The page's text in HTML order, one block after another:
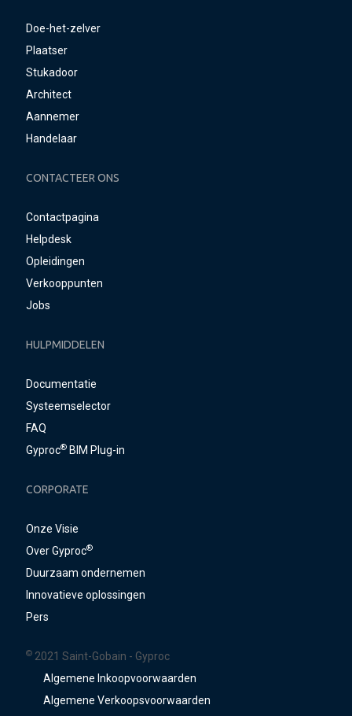
Doe-het-zelver
Plaatser
Stukadoor
Architect
Aannemer
Handelaar
CONTACTEER ONS
Contactpagina
Helpdesk
Opleidingen
Verkooppunten
Jobs
HULPMIDDELEN
Documentatie
Systeemselector
FAQ
Gyproc® BIM Plug-in
CORPORATE
Onze Visie
Over Gyproc®
Duurzaam ondernemen
Innovatieve oplossingen
Pers
© 2021 Saint-Gobain - Gyproc
Algemene Inkoopvoorwaarden
Algemene Verkoopsvoorwaarden